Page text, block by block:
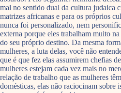
mal no sentido dual da cultura judaica
matrizes africanas e para os próprios
nunca foi personalizado, nem
externa porque eles trabalham muito
do seu próprio destino. Da mesma
mulheres, a luta delas, você não
que é que fez elas assumirem chefias
mulheres estejam cada vez mais no
relação de trabalho que as mulheres
domésticas, elas não raciocinam sobre